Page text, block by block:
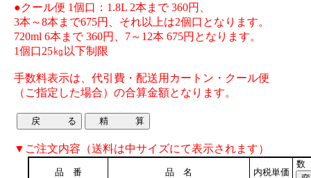
●クール便 1個口：1.8L 2本まで 360円、
3本～8本まで675円、それ以上は2個口となります。
720ml 6本まで 360円、7～12本 675円となります。
1個口25㎏以下制限
手数料表示は、代引費・配送用カートン・クール便
（ご指定した場合）の合算金額となります。
▼ご注文内容（送料は中サイズにて表示されます）
品 番 品 名 内税単価
数